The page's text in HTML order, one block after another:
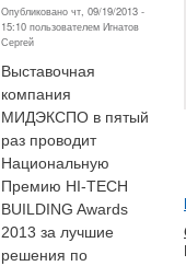
Опубликовано чт, 09/19/2013 -
15:10 пользователем Игнатов
Сергей
Выставочная
компания
МИДЭКСПО в пятый
раз проводит
Национальную
Премию HI-TECH
BUILDING Awards
2013 за лучшие
решения по